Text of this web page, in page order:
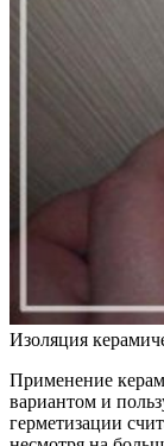
Изоляция
Применение
вариантом и
герметизации